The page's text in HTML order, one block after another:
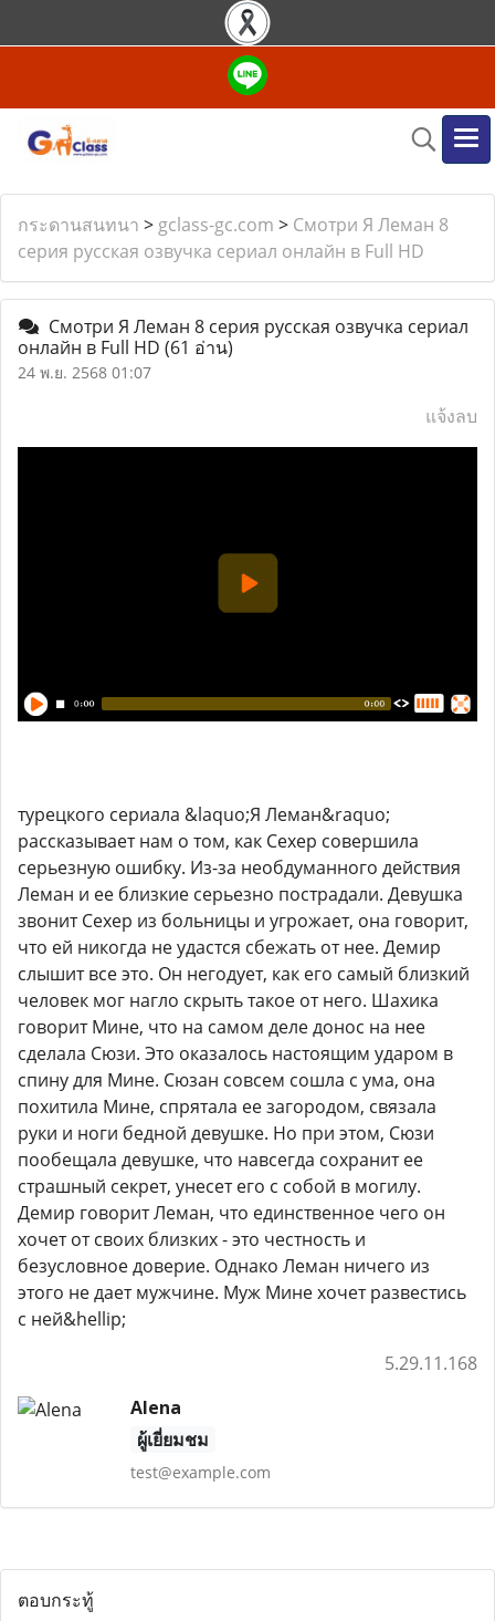
กระดานสนทนา > gclass-gc.com > Смотри Я Леман 8
серия русская озвучка сериал онлайн в Full HD
Смотри Я Леман 8 серия русская озвучка сериал
онлайн в Full HD (61 อ่าน)
24 พ.ย. 2568 01:07
แจ้งลบ
турецкого сериала &laquo;Я Леман&raquo;
рассказывает нам о том, как Сехер совершила
серьезную ошибку. Из-за необдуманного действия
Леман и ее близкие серьезно пострадали. Девушка
звонит Сехер из больницы и угрожает, она говорит,
что ей никогда не удастся сбежать от нее. Демир
слышит все это. Он негодует, как его самый близкий
человек мог нагло скрыть такое от него. Шахика
говорит Мине, что на самом деле донос на нее
сделала Сюзи. Это оказалось настоящим ударом в
спину для Мине. Сюзан совсем сошла с ума, она
похитила Мине, спрятала ее загородом, связала
руки и ноги бедной девушке. Но при этом, Сюзи
пообещала девушке, что навсегда сохранит ее
страшный секрет, унесет его с собой в могилу.
Демир говорит Леман, что единственное чего он
хочет от своих близких - это честность и
безусловное доверие. Однако Леман ничего из
этого не дает мужчине. Муж Мине хочет развестись
с ней&hellip;
5.29.11.168
Alena
ผู้เยี่ยมชม
test@example.com
ตอบกระทู้